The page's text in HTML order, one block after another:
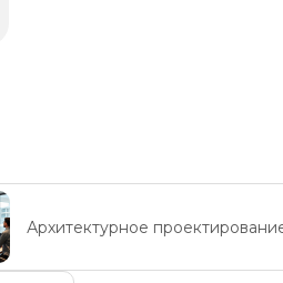
Архитектурное